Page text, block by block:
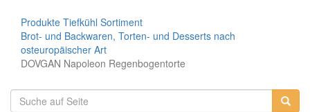
Produkte Tiefkühl Sortiment
Brot- und Backwaren, Torten- und Desserts nach
osteuropäischer Art
DOVGAN Napoleon Regenbogentorte